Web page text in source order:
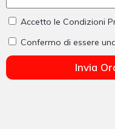
Accetto le Condizioni
Confermo di essere
Invia